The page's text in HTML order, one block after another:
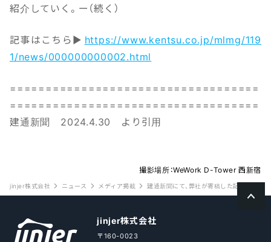
紹介していく。ー（続く）
記事はこちら▶ https://www.kentsu.co.jp/mlmg/119
1/news/000000000002.html
===================================
===================================
建通新聞 2024.4.30 より引用
jinjer株式会社 ニュース メディア掲載 建通新聞にて、弊社が寄稿した記事【第2回
撮影場所：WeWork D-Tower 西新宿
jinjer株式会社
〒160-0023